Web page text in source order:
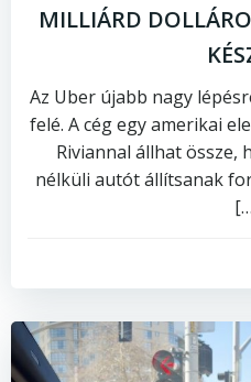
MILLIÁRD
Az Uber újabb nagy
felé. A cég egy amerikai
Riviannal állhat
nélküli autót állítsanak